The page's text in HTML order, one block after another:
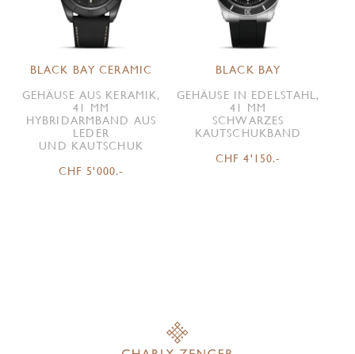
BLACK BAY CERAMIC
GEHÄUSE AUS KERAMIK,
41 MM
HYBRIDARMBAND AUS
LEDER
UND KAUTSCHUK
CHF 5'000.-
BLACK BAY
GEHÄUSE IN EDELSTAHL,
41 MM
SCHWARZES
KAUTSCHUKBAND
CHF 4'150.-